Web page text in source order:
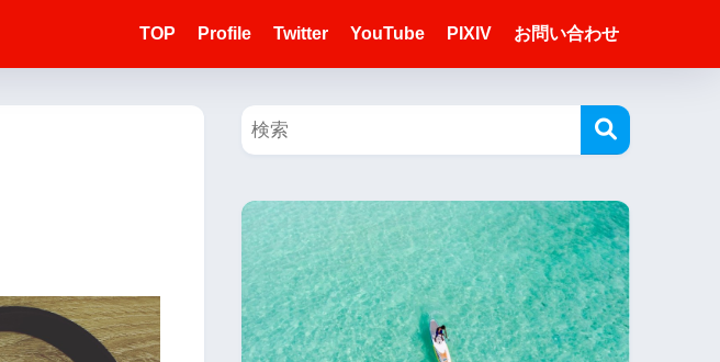
TOP Profile Twitter YouTube PIXIV お問い合わせ